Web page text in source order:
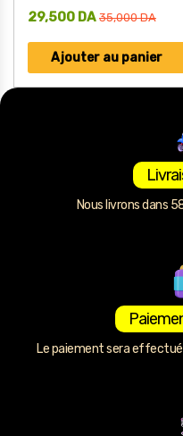
35,000DA
29,500 DA
Ajouter au panier
Nous livrons dans
Le paiement sera